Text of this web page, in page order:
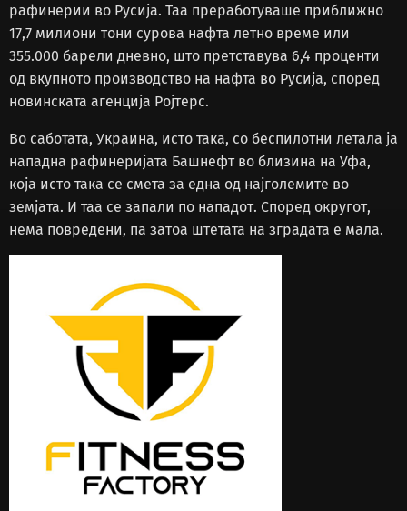
рафинерии во Русија. Таа преработуваше приближно
17,7 милиони тони сурова нафта летно време или
355.000 барели дневно, што претставува 6,4 проценти
од вкупното производство на нафта во Русија, според
новинската агенција Ројтерс.
Во саботата, Украина, исто така, со беспилотни летала ја
нападна рафинеријата Башнефт во близина на Уфа,
која исто така се смета за една од најголемите во
земјата. И таа се запали по нападот. Според округот,
нема повредени, па затоа штетата на зградата е мала.